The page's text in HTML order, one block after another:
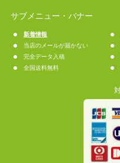
サブメニュー・バナー
新着情報
当店のメールが届かない
完全データ入稿
全国送料無料